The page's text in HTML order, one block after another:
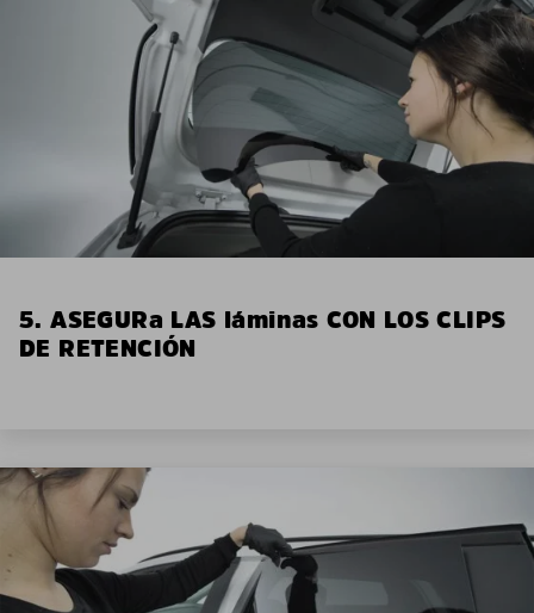
5. ASEGURa LAS láminas CON LOS CLIPS
DE RETENCIÓN